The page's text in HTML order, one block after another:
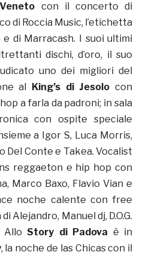
con il concerto di
di Roccia Music, l’etichetta
di Marracash. I suoi ultimi
dischi, d’oro, il suo
uno dei migliori del
al King’s di Jesolo con
a farla da padroni; in sala
con ospite speciale
a Igor S, Luca Morris,
Del Conte e Takea. Vocalist
reggaeton e hip hop con
Marco Baxo, Flavio Vian e
noche calente con free
Alejandro, Manuel dj, D.O.G.
AlloStory di Padova è in
, la noche de las Chicas con il